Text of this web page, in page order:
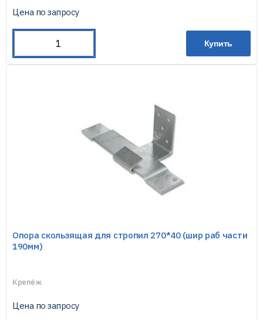
Цена по запросу
Купить
Опора скользящая для стропил 270*40 (шир раб части
190мм)
Крепёж
Цена по запросу